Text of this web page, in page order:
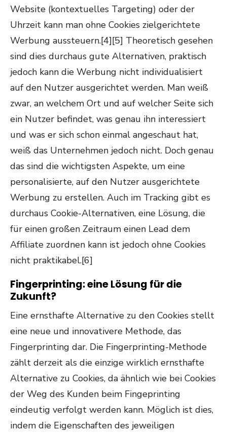
Website (kontextuelles Targeting) oder der
Uhrzeit kann man ohne Cookies zielgerichtete
Werbung aussteuern.[4][5] Theoretisch gesehen
sind dies durchaus gute Alternativen, praktisch
jedoch kann die Werbung nicht individualisiert
auf den Nutzer ausgerichtet werden. Man weiß
zwar, an welchem Ort und auf welcher Seite sich
ein Nutzer befindet, was genau ihn interessiert
und was er sich schon einmal angeschaut hat,
weiß das Unternehmen jedoch nicht. Doch genau
das sind die wichtigsten Aspekte, um eine
personalisierte, auf den Nutzer ausgerichtete
Werbung zu erstellen. Auch im Tracking gibt es
durchaus Cookie-Alternativen, eine Lösung, die
für einen großen Zeitraum einen Lead dem
Affiliate zuordnen kann ist jedoch ohne Cookies
nicht praktikabel.[6]
Fingerprinting: eine Lösung für die
Zukunft?
Eine ernsthafte Alternative zu den Cookies stellt
eine neue und innovativere Methode, das
Fingerprinting dar. Die Fingerprinting-Methode
zählt derzeit als die einzige wirklich ernsthafte
Alternative zu Cookies, da ähnlich wie bei Cookies
der Weg des Kunden beim Fingeprinting
eindeutig verfolgt werden kann. Möglich ist dies,
indem die Eigenschaften des jeweiligen